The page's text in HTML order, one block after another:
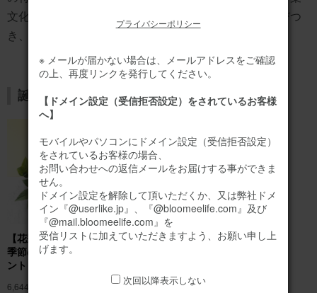
文化が日本に入ってきた際に、既存の文化的解釈と結びつ
き、現在の花言葉として定着したと考えられています。
誕生日のお花ギフトはこちら
【花瓶不要】バラのみ
季節のお花アレンジメ
ント
6,644円
バラのブーケ（20
11,090円(税込)
プライバシーポリシー
※ メールが届かない場合は、メールアドレスをご確認
の上、再度リンクを発行してください。
【ドメイン設定（受信拒否設定）をされているお客様
へ】
モバイルやパソコンにドメイン設定（受信拒否設定）
をされているお客様の場合、
お問い合わせへの返信メールをお届けする事ができま
せん。
ドメイン設定を解除して頂いただくか、又は弊社ドメ
イン『@userlike.jp』、『@bloomeelife.com』及び
『@mail.bloomeelife.com』を
受信リストに加えていただきますよう、お願い申し上
げます。
次回以降表示しない